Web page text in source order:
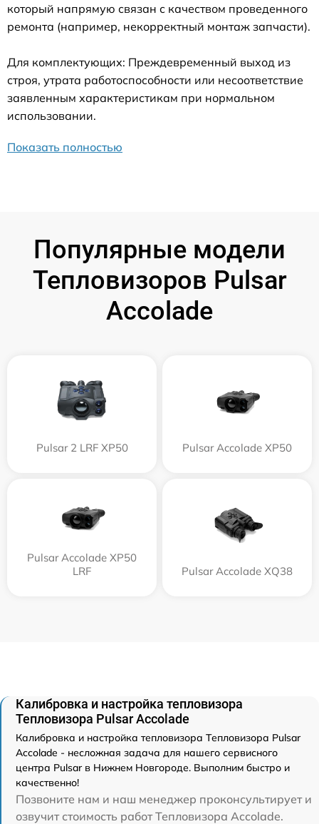
который напрямую связан с качеством проведенного
ремонта (например, некорректный монтаж запчасти).
Для комплектующих: Преждевременный выход из
строя, утрата работоспособности или несоответствие
заявленным характеристикам при нормальном
использовании.
Показать полностью
Популярные модели
Тепловизоров Pulsar
Accolade
Pulsar 2 LRF XP50 Pulsar Accolade XP50
Pulsar Accolade XP50
LRF
Pulsar Accolade XQ38
Калибровка и настройка тепловизора
Тепловизора Pulsar Accolade
Калибровка и настройка тепловизора Тепловизора Pulsar
Accolade - несложная задача для нашего сервисного
центра Pulsar в Нижнем Новгороде. Выполним быстро и
качественно!
Позвоните нам и наш менеджер проконсультирует и
озвучит стоимость работ Тепловизора Accolade.